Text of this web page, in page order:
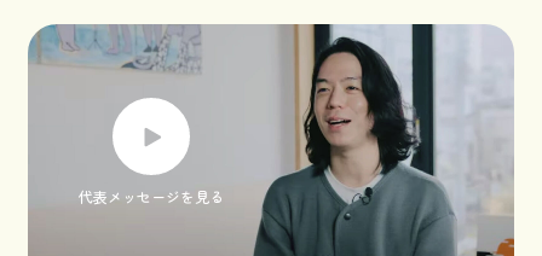
代表メッセージを見る